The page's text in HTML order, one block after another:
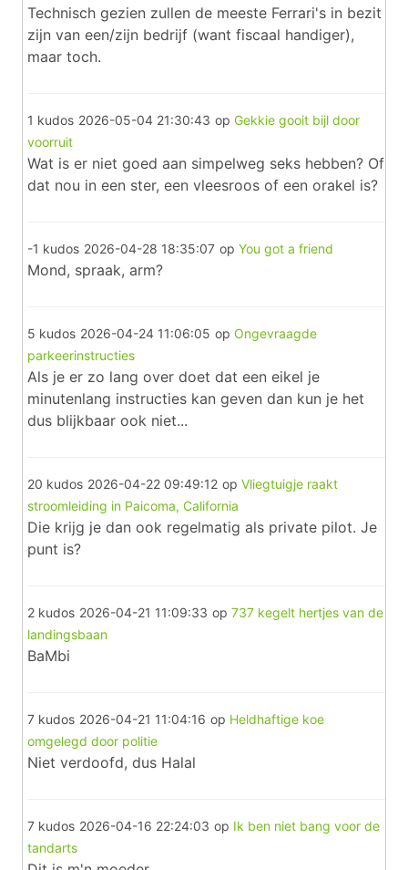
Technisch gezien zullen de meeste Ferrari's in bezit
zijn van een/zijn bedrijf (want fiscaal handiger),
maar toch.
1 kudos 2026-05-04 21:30:43 op Gekkie gooit bijl door
voorruit
Wat is er niet goed aan simpelweg seks hebben? Of
dat nou in een ster, een vleesroos of een orakel is?
-1 kudos 2026-04-28 18:35:07 op You got a friend
Mond, spraak, arm?
5 kudos 2026-04-24 11:06:05 op Ongevraagde
parkeerinstructies
Als je er zo lang over doet dat een eikel je
minutenlang instructies kan geven dan kun je het
dus blijkbaar ook niet...
20 kudos 2026-04-22 09:49:12 op Vliegtuigje raakt
stroomleiding in Paicoma, California
Die krijg je dan ook regelmatig als private pilot. Je
punt is?
2 kudos 2026-04-21 11:09:33 op 737 kegelt hertjes van de
landingsbaan
BaMbi
7 kudos 2026-04-21 11:04:16 op Heldhaftige koe
omgelegd door politie
Niet verdoofd, dus Halal
7 kudos 2026-04-16 22:24:03 op Ik ben niet bang voor de
tandarts